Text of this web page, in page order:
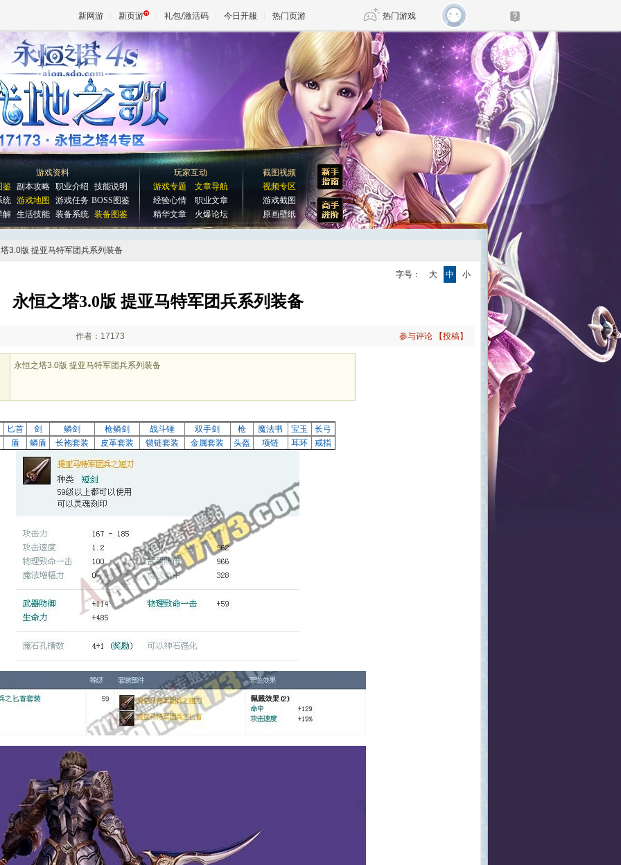
新网游 新页游 礼包/激活码 今日开服 热门页游 热门游戏
魔兽 DNF
天堂 剑网3旗舰版 新天龙八部
王权与自由 诛仙世界 新仙侠5
游戏资料
鉴
副本攻略 职业介绍
技能说明
统
游戏地图 游戏任务 BOSS图鉴
解
生活技能 装备系统 装备图鉴
玩家互动
游戏专题
文章导航
经验心情
职业文章
精华文章
火爆论坛
截图视频
视频专区
游戏截图
原画壁纸
3.0版 提亚马特军团兵系列装备
字号： 大 中 小
永恒之塔3.0版 提亚马特军团兵系列装备
作者：17173 参与评论 【投稿】
永恒之塔3.0版 提亚马特军团兵系列装备
匕首 剑 鳞剑 枪鳞剑 战斗锤 双手剑 枪 魔法书 宝玉
长弓
盾
鳞盾 长袍套装 皮革套装 锁链套装 金属套装 头盔 项链 耳环 戒指